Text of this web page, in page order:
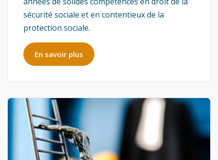
sécurité sociale et en contentieux de la
protection sociale.
En savoir plus